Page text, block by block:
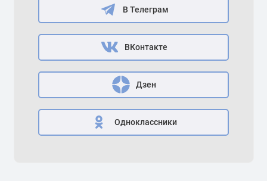
В Телеграм
ВКонтакте
Дзен
Одноклассники